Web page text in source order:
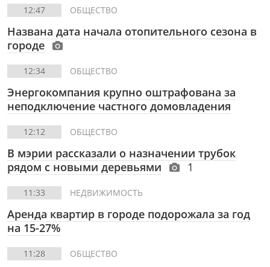
12:47 ОБЩЕСТВО
Названа дата начала отопительного сезона в
городе
12:34 ОБЩЕСТВО
Энергокомпания крупно оштрафована за
неподключение частного домовладения
12:12 ОБЩЕСТВО
В мэрии рассказали о назначении трубок
рядом с новыми деревьями
1
11:33 НЕДВИЖИМОСТЬ
Аренда квартир в городе подорожала за год
на 15-27%
11:28 ОБЩЕСТВО